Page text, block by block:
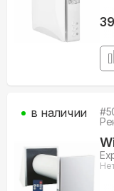
#
в наличии